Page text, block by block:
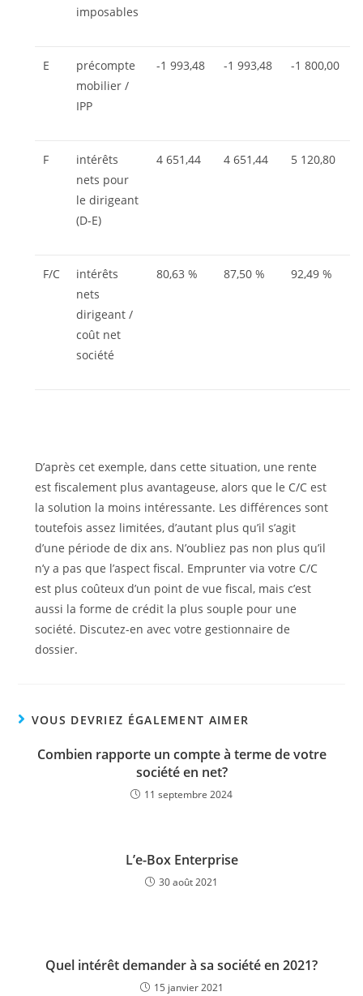
imposables
E
précompte
mobilier /
IPP
-1 993,48 -1 993,48 -1 800,00
F
intérêts
nets pour
le dirigeant
(D-E)
4 651,44 4 651,44 5 120,80
F/C
intérêts
nets
dirigeant /
coût net
société
80,63 % 87,50 % 92,49 %
D’après cet exemple, dans cette situation, une rente
est fiscalement plus avantageuse, alors que le C/C est
la solution la moins intéressante. Les différences sont
toutefois assez limitées, d’autant plus qu’il s’agit
d’une période de dix ans. N’oubliez pas non plus qu’il
n’y a pas que l’aspect fiscal. Emprunter via votre C/C
est plus coûteux d’un point de vue fiscal, mais c’est
aussi la forme de crédit la plus souple pour une
société. Discutez-en avec votre gestionnaire de
dossier.
VOUS DEVRIEZ ÉGALEMENT AIMER
Combien rapporte un compte à terme de votre
société en net?
11 septembre 2024
L’e-Box Enterprise
30 août 2021
Quel intérêt demander à sa société en 2021?
15 janvier 2021